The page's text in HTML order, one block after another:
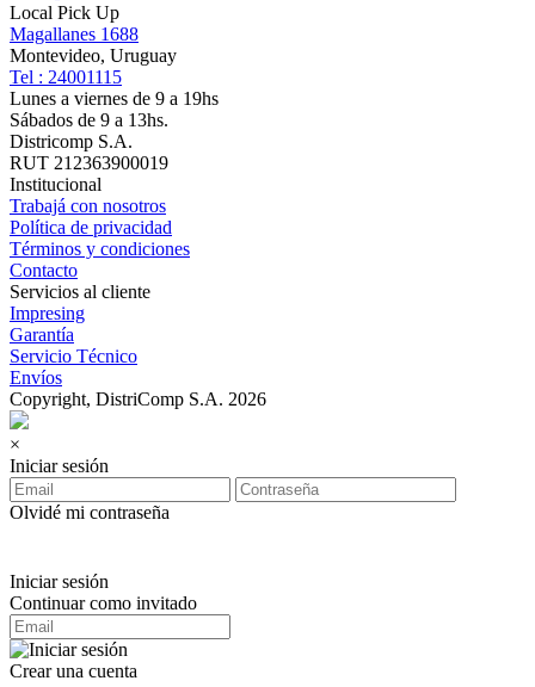
Local Pick Up
Magallanes 1688
Montevideo, Uruguay
Tel : 24001115
Lunes a viernes de 9 a 19hs
Sábados de 9 a 13hs.
Districomp S.A.
RUT 212363900019
Institucional
Trabajá con nosotros
Política de privacidad
Términos y condiciones
Contacto
Servicios al cliente
Impresing
Garantía
Servicio Técnico
Envíos
Copyright, DistriComp S.A. 2026
×
Iniciar sesión
Olvidé mi contraseña
Iniciar sesión
Continuar como invitado
Crear una cuenta